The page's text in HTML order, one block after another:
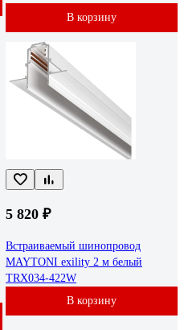
В корзину
5 820 ₽
Встраиваемый шинопровод
MAYTONI exility 2 м белый
TRX034-422W
В корзину